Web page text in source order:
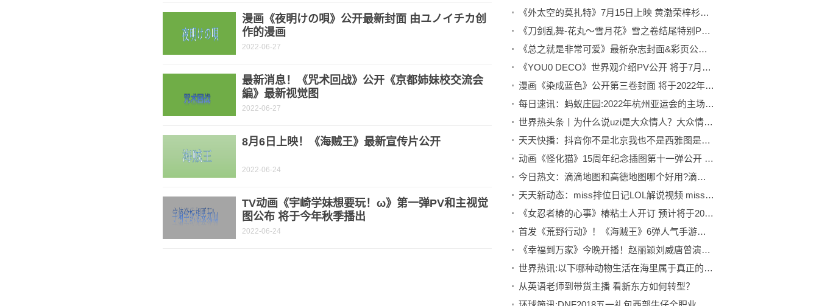
漫画《夜明けの唄》公开最新封面 由ユノイチカ创
作的漫画
2022-06-27
最新消息！《咒术回战》公开《京都姉妹校交流会
編》最新视觉图
2022-06-27
8月6日上映！《海贼王》最新宣传片公开
2022-06-24
TV动画《宇崎学妹想要玩！ω》第一弹PV和主视觉
图公布 将于今年秋季播出
2022-06-24
《外太空的莫扎特》7月15日上映 黄渤荣梓杉领衔主演
《刀剑乱舞-花丸～雪月花》雪之卷结尾特别PV公开 将于7月8日上映
《总之就是非常可爱》最新杂志封面&彩页公开 于6月29日正式发售
《YOU0 DECO》世界观介绍PV公开 将于7月3日开始播出
漫画《染成蓝色》公开第三卷封面 将于2022年7月15日发售
每日速讯：蚂蚁庄园:2022年杭州亚运会的主场馆像一只造型别致的什么碗？
世界热头条丨为什么说uzi是大众情人？大众情人uzi是什么梗?
天天快播：抖音你不是北京我也不是西雅图是什么歌?这句话出自哪里?
动画《怪化猫》15周年纪念插图第十一弹公开 由海岛千本绘制
今日热文：滴滴地图和高德地图哪个好用?滴滴与高德哪个更准确?
天天新动态：miss排位日记LOL解说视频 miss韩懿莹穿紧身衣出镜
《女忍者椿的心事》椿粘土人开订 预计将于2022年12月出货
首发《荒野行动》！《海贼王》6弹人气手游联动计划公布
《幸福到万家》今晚开播！赵丽颖刘威唐曾演绎乡村振兴故事
世界热讯:以下哪种动物生活在海里属于真正的“鱼”?鲸鱼还是海马?
从英语老师到带货主播 看新东方如何转型？